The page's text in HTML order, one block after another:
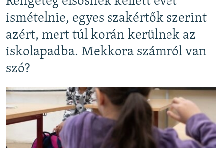
EURÓPAI UNIÓ
VILÁG
KLÍMAVÁLTOZÁS
A MÚLT TANULSÁGAI
KÖVESSEN MINKET!
Valamennyi RFE/RL weboldal
ismételnie, egyes szakértők szerint
azért, mert túl korán kerülnek az
iskolapadba. Mekkora számról van
szó?